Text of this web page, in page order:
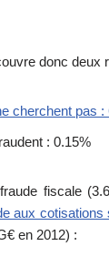
donc deux
cherchent pas :
: 0.15%
fiscale
aux cotisations
en 2012) :